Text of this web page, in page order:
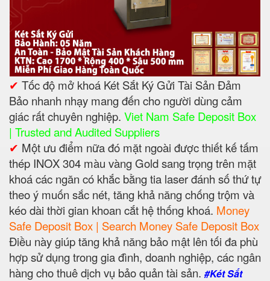
✔ Tốc độ mở khoá Két Sắt Ký Gửi Tài Sản Đảm
Bảo nhanh nhạy mang đến cho người dùng cảm
giác rất chuyên nghiệp. Viet Nam Safe Deposit Box
| Trusted and Audited Suppliers
✔ Một ưu điểm nữa đó mặt ngoài được thiết kế tấm
thép INOX 304 màu vàng Gold sang trọng trên mặt
khoá các ngăn có khắc bằng tia laser đánh số thứ tự
theo ý muốn sắc nét, tăng khả năng chống trộm và
kéo dài thời gian khoan cắt hệ thống khoá. Money
Safe Deposit Box | Search Money Safe Deposit Box
Điều này giúp tăng khả năng bảo mật lên tối đa phù
hợp sử dụng trong gia đình, doanh nghiệp, các ngân
hàng cho thuê dịch vụ bảo quản tài sản. #Két Sắt